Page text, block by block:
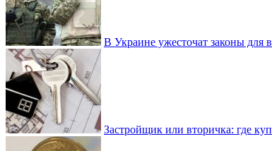
В Украине ужесточат законы для
Застройщик или вторичка: где